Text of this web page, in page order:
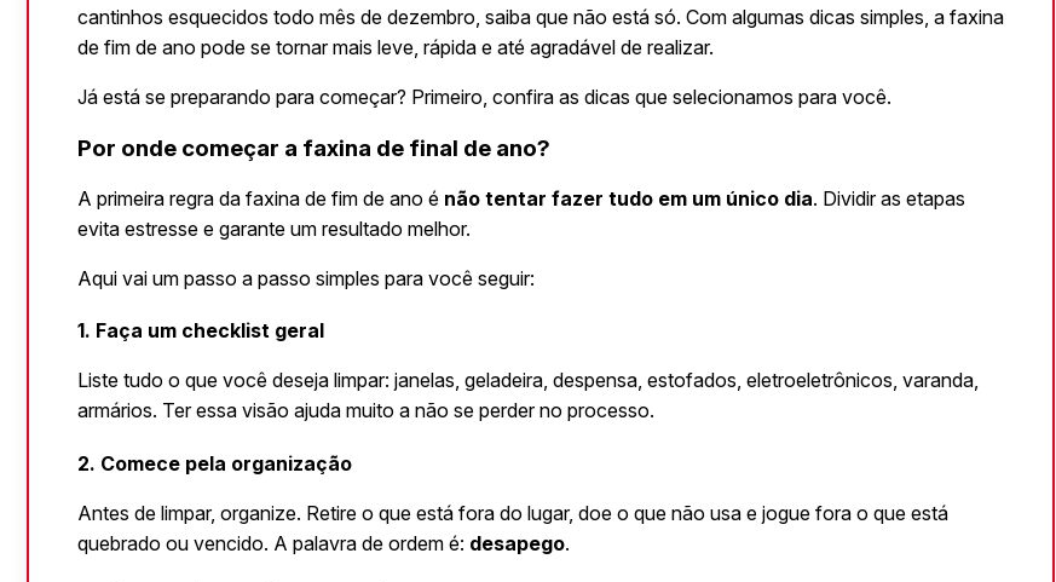
cantinhos esquecidos todo mês de dezembro, saiba que não está só. Com algumas dicas simples, a faxina
de fim de ano pode se tornar mais leve, rápida e até agradável de realizar.
Já está se preparando para começar? Primeiro, confira as dicas que selecionamos para você.
Por onde começar a faxina de final de ano?
A primeira regra da faxina de fim de ano é não tentar fazer tudo em um único dia. Dividir as etapas
evita estresse e garante um resultado melhor.
Aqui vai um passo a passo simples para você seguir:
1. Faça um checklist geral
Liste tudo o que você deseja limpar: janelas, geladeira, despensa, estofados, eletroeletrônicos, varanda,
armários. Ter essa visão ajuda muito a não se perder no processo.
2. Comece pela organização
Antes de limpar, organize. Retire o que está fora do lugar, doe o que não usa e jogue fora o que está
quebrado ou vencido. A palavra de ordem é: desapego.